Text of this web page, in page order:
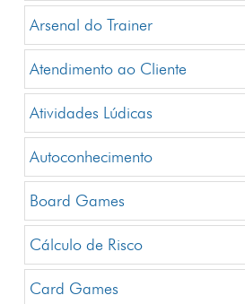
Arsenal do Trainer
Atendimento ao Cliente
Atividades Lúdicas
Autoconhecimento
Board Games
Cálculo de Risco
Card Games